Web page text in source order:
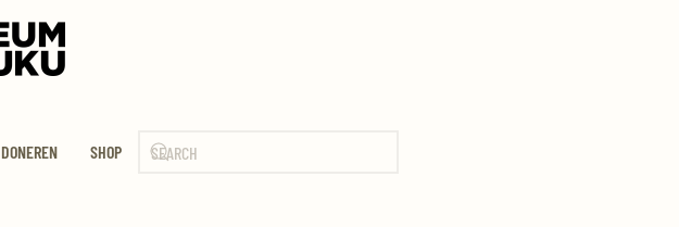
DONEREN SHOP